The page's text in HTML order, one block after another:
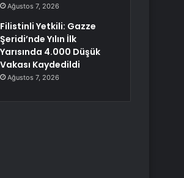
Ağustos 7, 2026
Filistinli Yetkili: Gazze
Şeridi’nde Yılın İlk
Yarısında 4.000 Düşük
Vakası Kaydedildi
Ağustos 7, 2026